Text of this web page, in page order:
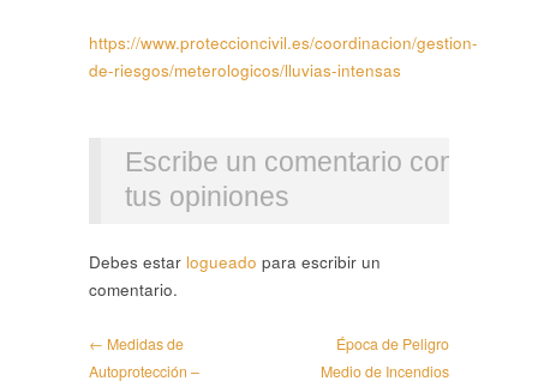
https://www.proteccioncivil.es/coordinacion/gestion-
de-riesgos/meterologicos/lluvias-intensas
Escribe un comentario con
tus opiniones
Debes estar logueado para escribir un
comentario.
← Medidas de
Autoprotección –
Época de Peligro
Medio de Incendios